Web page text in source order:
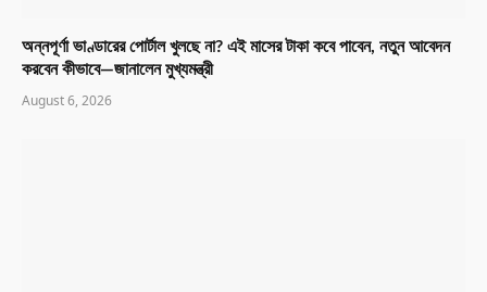
অন্নপূর্ণা ভাণ্ডারের পোর্টাল খুলছে না? এই মাসের টাকা কবে পাবেন, নতুন আবেদন
করবেন কীভাবে—জানালেন মুখ্যমন্ত্রী
August 6, 2026